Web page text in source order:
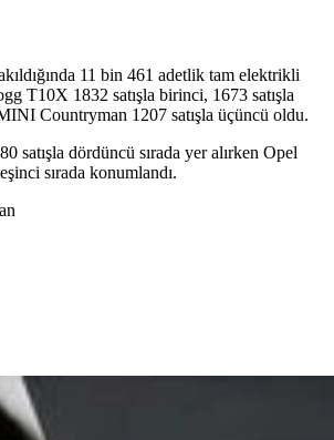
11 bin 461 adetlik tam elektrikli
T10X 1832 satışla birinci, 1673 satışla
Countryman 1207 satışla üçüncü oldu.
satışla dördüncü sırada yer alırken Opel
sırada konumlandı.